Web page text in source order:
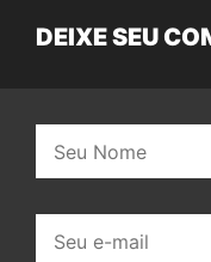
DEIXE SEU
mail: